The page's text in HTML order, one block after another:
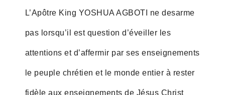
L’Apôtre King YOSHUA AGBOTI ne desarme
pas lorsqu’il est question d’éveiller les
attentions et d’affermir par ses enseignements
le peuple chrétien et le monde entier à rester
fidèle aux enseignements de Jésus Christ